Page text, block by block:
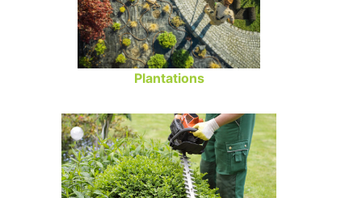
Plantations